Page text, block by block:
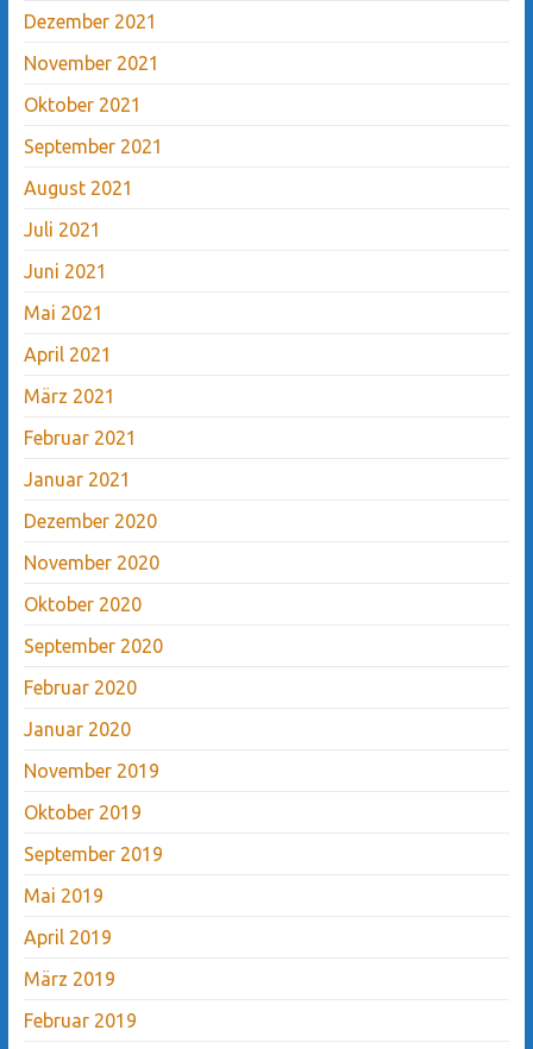
Dezember 2021
November 2021
Oktober 2021
September 2021
August 2021
Juli 2021
Juni 2021
Mai 2021
April 2021
März 2021
Februar 2021
Januar 2021
Dezember 2020
November 2020
Oktober 2020
September 2020
Februar 2020
Januar 2020
November 2019
Oktober 2019
September 2019
Mai 2019
April 2019
März 2019
Februar 2019